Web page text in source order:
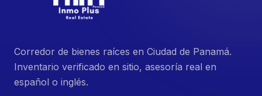
Corredor de bienes raíces en Ciudad de Panamá.
Inventario verificado en sitio, asesoría real en
español o inglés.